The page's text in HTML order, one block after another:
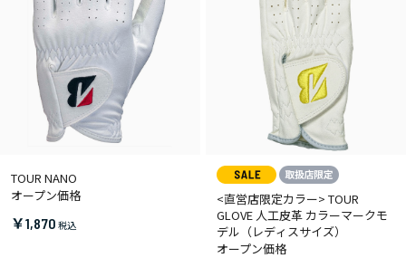
TOUR NANO
オープン価格
￥1,870
<直営店限定カラー> TOUR
GLOVE 人工皮革 カラーマークモ
デル（レディスサイズ）
オープン価格